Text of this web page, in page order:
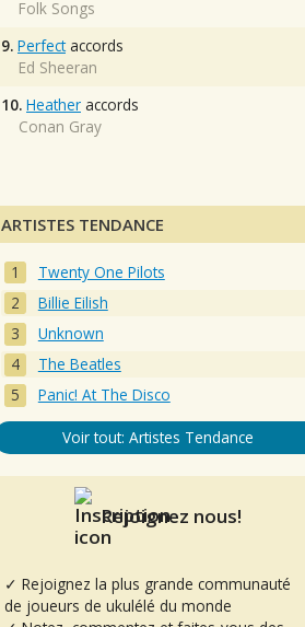
Folk Songs
9. Perfectaccords
Ed Sheeran
10. Heather accords
Conan Gray
ARTISTES TENDANCE
Twenty One Pilots
Billie Eilish
Unknown
The Beatles
Panic! At The Disco
Voir tout: Artistes Tendance
Rejoignez nous!
✓ Rejoignez la plus grande communauté
de joueurs de ukulélé du monde